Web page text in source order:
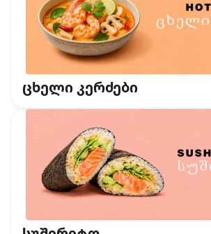
ცხელი კერძები